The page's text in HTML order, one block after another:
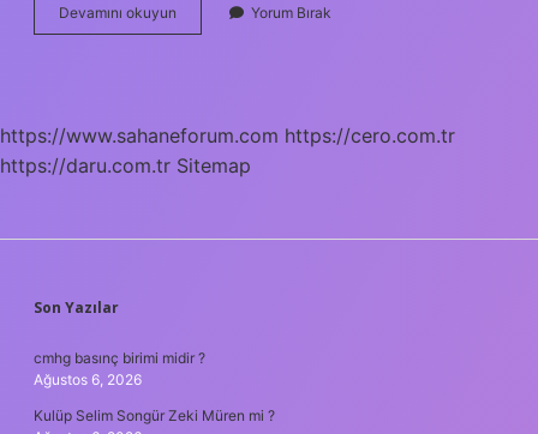
Devamını okuyun Geminin
Sağ
Yorum Bırak
https://www.sahaneforum.com https://cero.com.tr
https://daru.com.tr Sitemap
SIDEBAR
Son Yazılar
cmhg basınç birimi midir ?
Ağustos 6, 2026
Kulüp Selim Songür Zeki Müren mi ?